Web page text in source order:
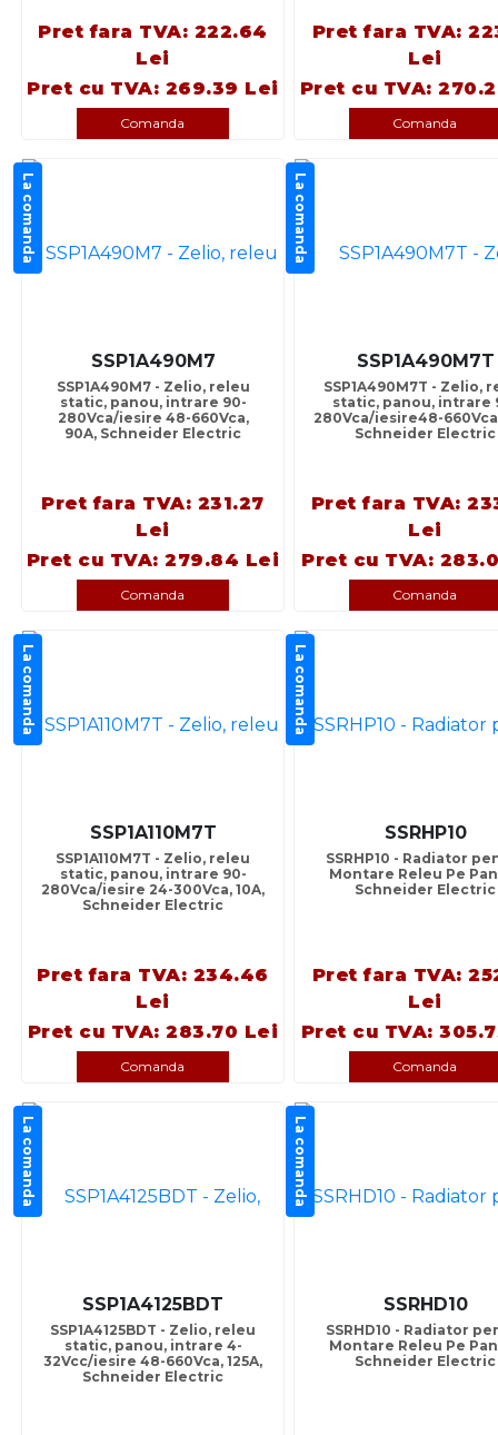
Pret fara TVA: 222.64
Lei
Pret cu TVA: 269.39 Lei
Comanda
Pret fara TVA:
Lei
Pret cu TVA:
Comanda
La comanda
SSP1A490M7
SSP1A490M7 - Zelio, releu
static, panou, intrare 90-
280Vca/iesire 48-660Vca,
90A, Schneider Electric
Pret fara TVA: 231.27
Lei
Pret cu TVA: 279.84 Lei
Comanda
La comanda
SSP1A490M7T
SSP1A490M7T - Zelio,
static, panou, intrare
280Vca/iesire48-
Schneider Electric
Pret fara TVA:
Lei
Pret cu TVA:
Comanda
La comanda
SSP1A110M7T
SSP1A110M7T - Zelio, releu
static, panou, intrare 90-
280Vca/iesire 24-300Vca, 10A,
Schneider Electric
Pret fara TVA: 234.46
Lei
Pret cu TVA: 283.70 Lei
Comanda
La comanda
SSRHP10
SSRHP10 - Radiator
Montare Releu Pe
Schneider Electric
Pret fara TVA:
Lei
Pret cu TVA:
Comanda
La comanda
SSP1A4125BDT
SSP1A4125BDT - Zelio, releu
static, panou, intrare 4-
32Vcc/iesire 48-660Vca, 125A,
Schneider Electric
La comanda
SSRHD10
SSRHD10 - Radiator
Montare Releu Pe
Schneider Electric